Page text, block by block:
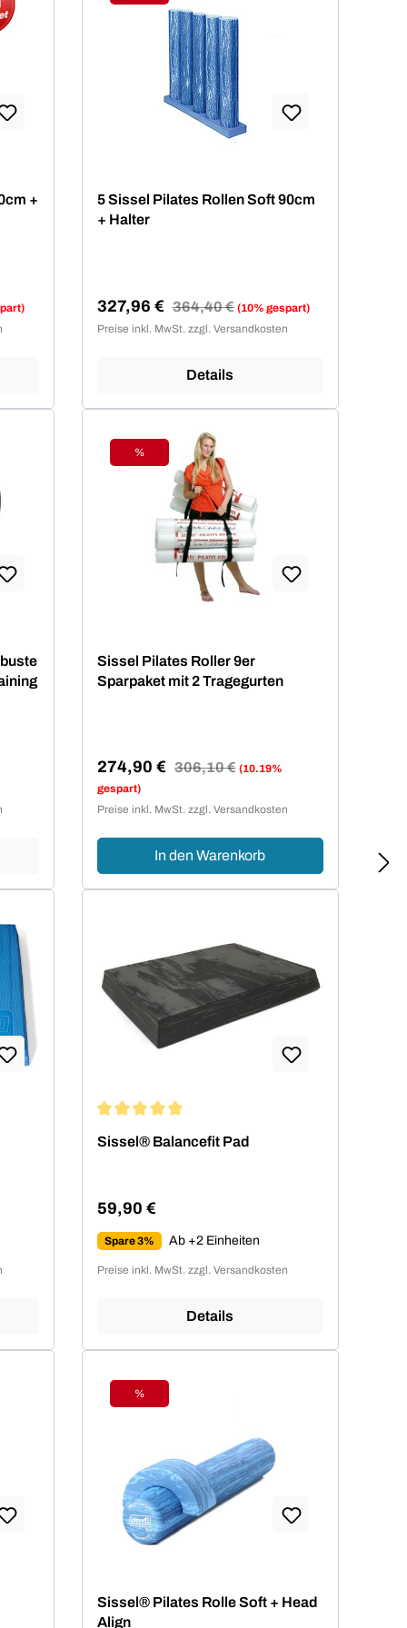
+
Rabatt
5 Sissel Pilates Rollen Soft 90cm
+ Halter
Verkaufspreis:
327,96 € Regulärer Preis:
364,40 € (10% gespart)
Preise inkl. MwSt. zzgl. Versandkosten
Details
Rabatt
%
Sissel Pilates Roller 9er
Sparpaket mit 2 Tragegurten
Verkaufspreis:
274,90 € Regulärer Preis:
306,10 € (10.19%
gespart)
Preise inkl. MwSt. zzgl. Versandkosten
In den Warenkorb
Sissel® Balancefit Pad
Regulärer Preis:
59,90 €
Spare 3% Ab +2 Einheiten
Preise inkl. MwSt. zzgl. Versandkosten
Details
Rabatt
%
Sissel® Pilates Rolle Soft + Head
Align